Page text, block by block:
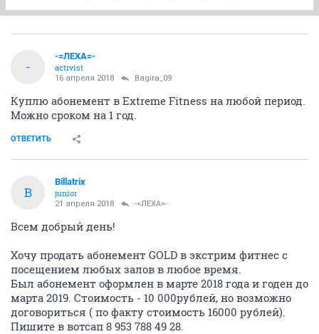
-
-=ЛЕХА=-
activist
16 апреля 2018 Bagira_09
Куплю абонемент в Extreme Fitness на любой период.
Можно сроком на 1 год.
ОТВЕТИТЬ
B
Billatrix
junior
21 апреля 2018 -=ЛЕХА=-
Всем добрый день!
Хочу продать абонемент GOLD в экстрим фитнес с
посещением любых залов в любое время.
Был абонемент оформлен в марте 2018 года и годен до
марта 2019. Стоимость - 10 000рублей, но возможно
договориться ( по факту стоимость 16000 рублей).
Пишите в вотсап 8 953 788 49 28.